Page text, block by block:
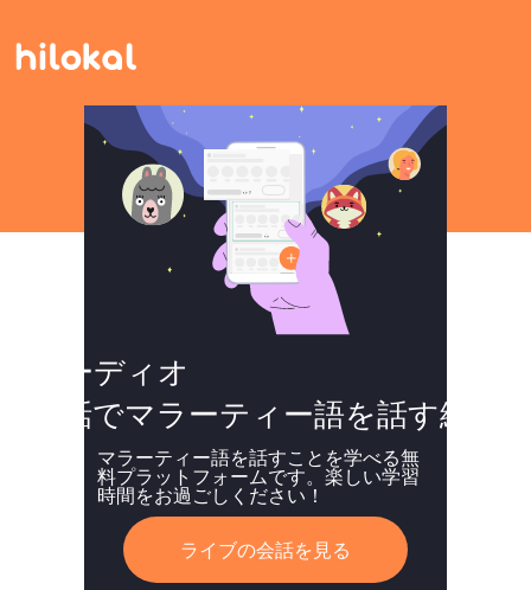
オーディオ
会話でマラーティー語を話す練習
マラーティー語を話すことを学べる無
料プラットフォームです。楽しい学習
時間をお過ごしください！
ライブの会話を見る